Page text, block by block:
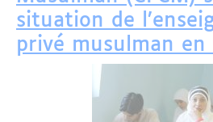
situation de
privé musulman en